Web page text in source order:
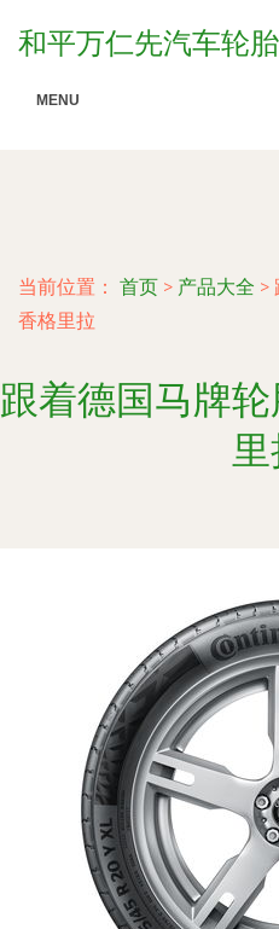
和平万仁先汽车轮胎
MENU
当前位置： 首页 > 产品大全 >
香格里拉
跟着德国马牌